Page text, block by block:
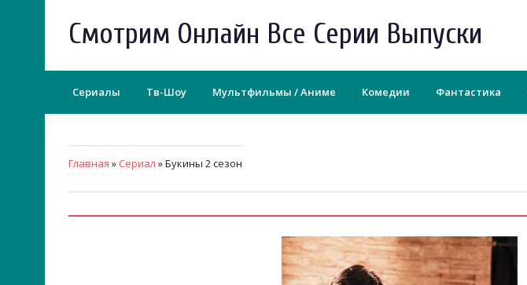
Смотрим Онлайн Все Серии Выпуски
Сериалы Тв-Шоу Мультфильмы / Аниме Комедии Фантастика
Главная » Сериал » Букины 2 сезон